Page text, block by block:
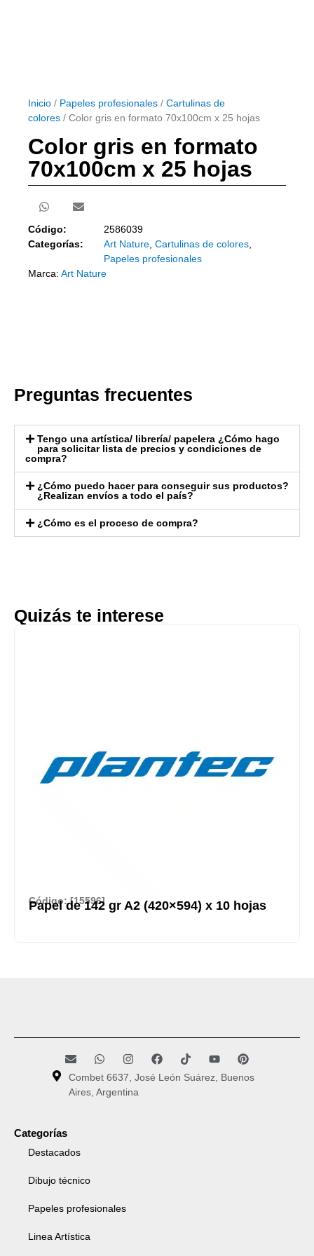
Inicio / Papeles profesionales / Cartulinas de
colores / Color gris en formato 70x100cm x 25 hojas
Color gris en formato
70x100cm x 25 hojas
Código:
2586039
Categorías:
Art Nature Cartulinas de colores
Papeles profesionales
Marca: Art Nature
Preguntas frecuentes
Tengo una artística/ librería/ papelera ¿Cómo hago
para solicitar lista de precios y condiciones de
compra?
¿Cómo puedo hacer para conseguir sus productos?
¿Realizan envíos a todo el país?
¿Cómo es el proceso de compra?
Quizás te interese
Código: [15596]
Papel de 142 gr A2 (420×594) x 10 hojas
Combet 6637, José León Suárez, Buenos
Aires, Argentina
Categorías
Destacados
Dibujo técnico
Papeles profesionales
Linea Artística